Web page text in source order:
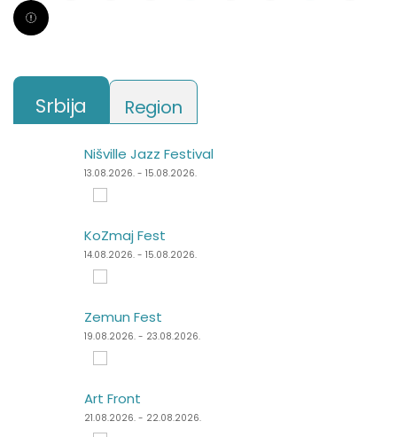
Srbija Region
Nišville Jazz Festival
13.08.2026. - 15.08.2026.
KoZmaj Fest
14.08.2026. - 15.08.2026.
Zemun Fest
19.08.2026. - 23.08.2026.
Art Front
21.08.2026. - 22.08.2026.
Punk Rock Holiday
11.08.2026. - 14.08.2026.
Špancirfest
21.08.2026. - 30.08.2026.
Sea Dance Festival
24.08.2026. - 27.08.2026.
Dimensions Festival
27.08.2026. - 31.08.2026.